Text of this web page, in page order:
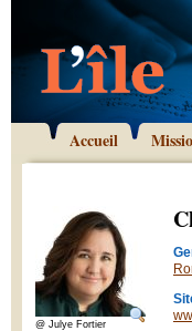
Accueil
@ Julye Fortier